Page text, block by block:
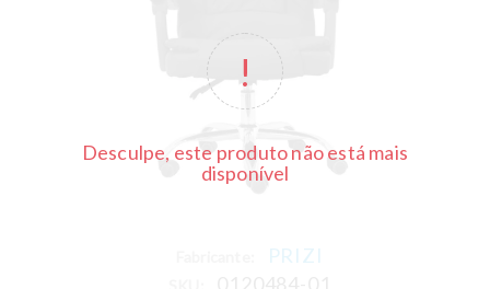
Desculpe, este produto não está mais
disponível
PRIZI